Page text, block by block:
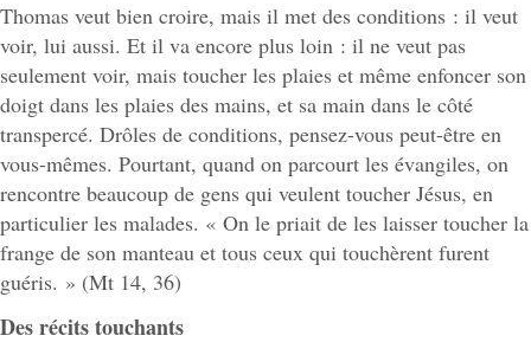
Thomas veut bien croire, mais il met des conditions : il veut
voir, lui aussi. Et il va encore plus loin : il ne veut pas
seulement voir, mais toucher les plaies et même enfoncer son
doigt dans les plaies des mains, et sa main dans le côté
transpercé. Drôles de conditions, pensez-vous peut-être en
vous-mêmes. Pourtant, quand on parcourt les évangiles, on
rencontre beaucoup de gens qui veulent toucher Jésus, en
particulier les malades. « On le priait de les laisser toucher la
frange de son manteau et tous ceux qui touchèrent furent
guéris. » (Mt 14, 36)
Des récits touchants